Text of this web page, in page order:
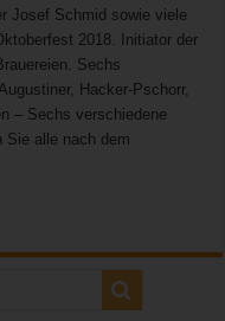
Josef Schmid sowie viele
2018. Initiator der
Sechs
Hacker-Pschorr,
– Sechs verschiedene
Sie alle nach dem